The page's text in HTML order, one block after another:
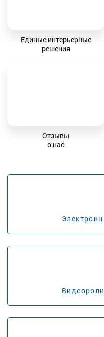
Единые интерьерные
решения
Отзывы
о нас